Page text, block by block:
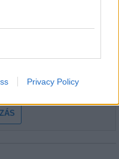
Privacy Policy
az
adatvédelmi